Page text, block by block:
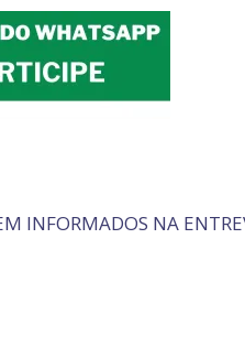
INFORMADOS NA